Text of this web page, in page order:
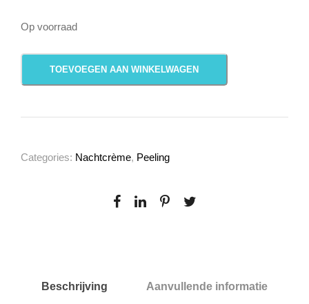
Op voorraad
H
a
t
TOEVOEGEN AAN WINKELWAGEN
Categories: Nachtcrème, Peeling
Beschrijving Aanvullende informatie